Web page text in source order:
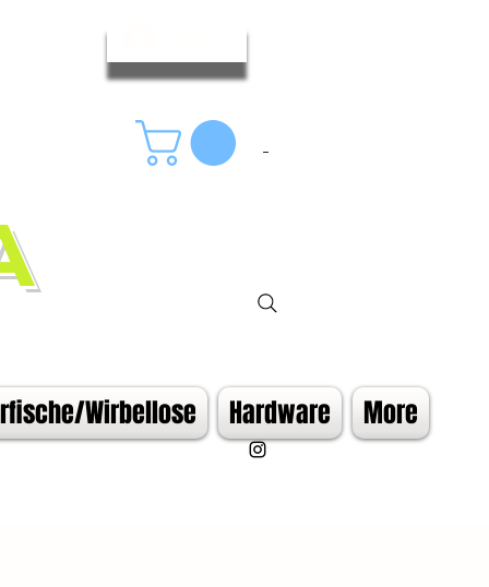
Zaloguj się
Wirbellose Hardware More